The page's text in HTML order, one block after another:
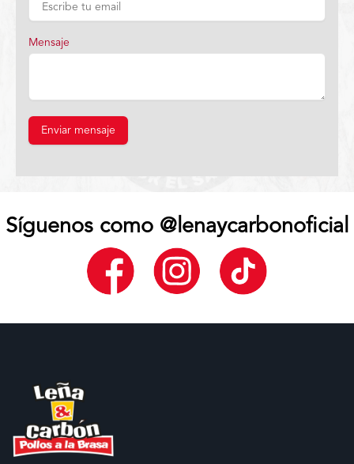
Mensaje
Enviar mensaje
Síguenos como @lenaycarbonoficial